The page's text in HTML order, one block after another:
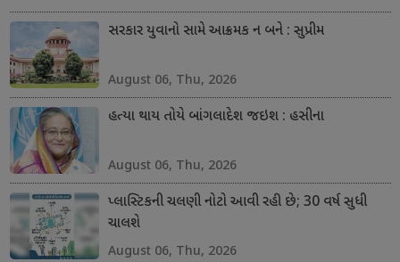
સરકાર યુવાનો સામે આક્રમક ન બને : સુપ્રીમ
August 06, Thu, 2026
હત્યા થાય તોયે બાંગલાદેશ જઇશ : હસીના
August 06, Thu, 2026
પ્લાસ્ટિકની ચલણી નોટો આવી રહી છે; 30 વર્ષ સુધી
ચાલશે
August 06, Thu, 2026